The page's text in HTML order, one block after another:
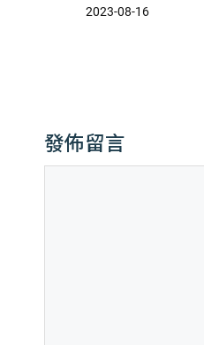
2023-08-16
發佈留言